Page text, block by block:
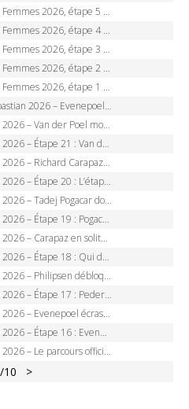
gagne à Belleville, Reusser en jaune, Ferrand-Prévot coule
Marlen Reusser écrase le chrono, Ferrand-Prévot en crise
Haugset en solitaire, 88 km d’échappée, maillot jaune
Wiebes doublé à Genève, Markus héroïque, 7e record
Wiebes intouchable à Lausanne, premier maillot jaune
recordman, 4e victoire, Carapaz battu au sprint
à Paris, Pogacar égale le record des cinq sacres
Pogacar, qui succédera à Wout van Aert sur les Champs-Elysées ?
des Alpes, doublé et maillot à pois, Seixas perd le podium
Galibier, Sarenne, Alpe d’Huez, qui succédera à Pogacar ?
l’Alpe d’Huez, 5e victoire, record de Pantani pulvérisé
: Pogacar peut-il enfin dompter l’Alpe d’Huez ?
à Orcières-Merlette, Paret-Peintre à un point du maillot à pois
Orcières-Merlette, première marche vers l’Alpe d’Huez ?
son compteur à Voiron, Pedersen en danger pour le maillot vert
Pedersen peut-il verrouiller le maillot vert à Voiron ?
le chrono d’Évian, Seixas 4e, Lipowitz abandonne
Ganna… qui domptera le chrono d’Évian pour redessiner le podium ?
officiel complet : 21 étapes, profils, carte et dates
/10 >